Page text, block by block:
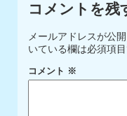
コメントを残
メールアドレスが公
いている欄は必須項
コメント ※